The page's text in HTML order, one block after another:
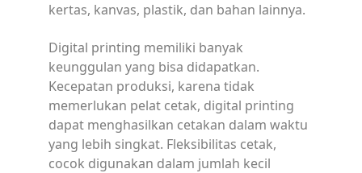
kertas, kanvas, plastik, dan bahan lainnya.
Digital printing memiliki banyak
keunggulan yang bisa didapatkan.
Kecepatan produksi, karena tidak
memerlukan pelat cetak, digital printing
dapat menghasilkan cetakan dalam waktu
yang lebih singkat. Fleksibilitas cetak,
cocok digunakan dalam jumlah kecil